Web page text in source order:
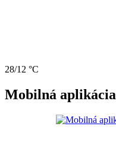
28/12 °C
Mobilná aplikácia